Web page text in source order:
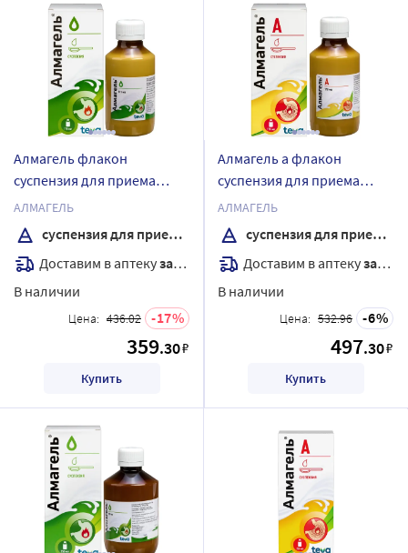
Алмагель флакон
суспензия для приема
внутрь 170 мл
АЛМАГЕЛЬ
суспензия для приема внутрь
Доставим в аптекузавтра
В наличии
Цена: 436.02 17
359.30₽
Купить
Алмагель а флакон
суспензия для приема
внутрь 170 мл
АЛМАГЕЛЬ
суспензия для приема внутрь
Доставим в аптекузавтра
В наличии
Цена: 532.96 6
497.30₽
Купить